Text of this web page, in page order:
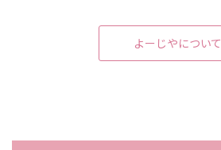
よーじやについて